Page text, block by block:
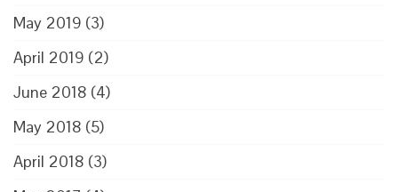
May 2019 (3)
April 2019 (2)
June 2018 (4)
May 2018 (5)
April 2018 (3)